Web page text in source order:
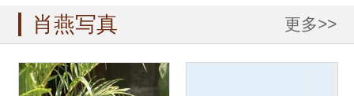
肖燕写真 更多>>